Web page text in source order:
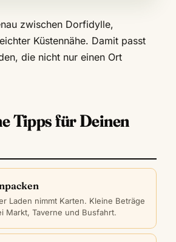
zwischen Dorfidylle,
Küstennähe. Damit passt
die nicht nur einen Ort
Tipps für Deinen
Laden nimmt Karten. Kleine Beträge
Markt, Taverne und Busfahrt.